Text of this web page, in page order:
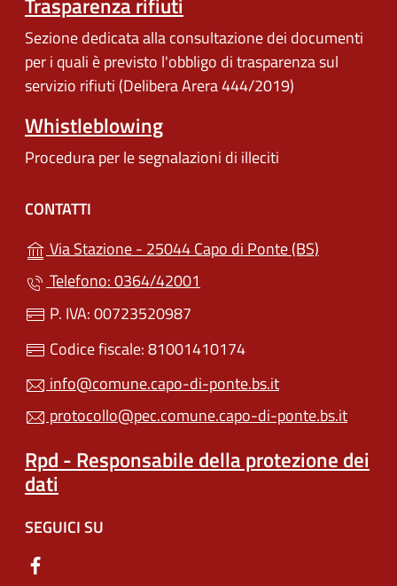
Sezione dedicata alla consultazione dei documenti
per i quali è previsto l'obbligo di trasparenza sul
servizio rifiuti (Delibera Arera 444/2019)
Whistleblowing
Procedura per le segnalazioni di illeciti
CONTATTI
Via Stazione - 25044 Capo di Ponte (BS)
Telefono: 0364/42001
P. IVA: 00723520987
Codice fiscale: 81001410174
info@comune.capo-di-ponte.bs.it
protocollo@pec.comune.capo-di-ponte.bs.it
Rpd - Responsabile della protezione dei
dati
SEGUICI SU